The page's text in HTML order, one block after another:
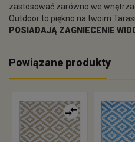
zastosować zarówno we
Outdoor to piękno na twoim
POSIADAJĄ ZAGNIECENIE
Powiązane produkty